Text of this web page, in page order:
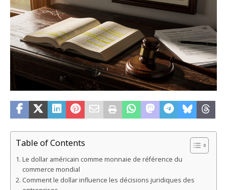
Table of Contents
Le dollar américain comme monnaie de référence du
commerce mondial
Comment le dollar influence les décisions juridiques des